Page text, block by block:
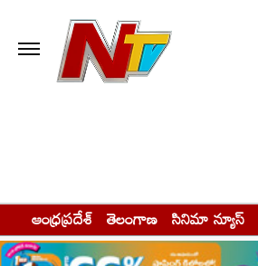
ఆంధ్రప్రదేశ్ తెలంగాణ సినిమా న్యూస్